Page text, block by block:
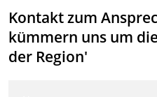
Kontakt zum
kümmern uns um
der Region'